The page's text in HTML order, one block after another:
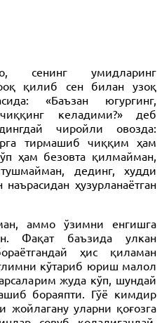
сенинг умидларинг
қилиб сен билан узоқ
«Баъзан югургинг,
келадими?» деб
чиройли овозда:
тирмашиб чиққим ҳам
ҳам безовта қилмайман,
дединг, худди
ҳузурланаётган
аммо ўзимни енгишга
Фақат баъзида улкан
ҳис қиламан
кўтариб юриш малол
жуда кўп, шундай
бораяпти. Гўё кимдир
жойлагану уларни қоғозга